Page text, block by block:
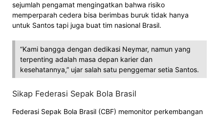
sejumlah pengamat mengingatkan bahwa risiko
memperparah cedera bisa berimbas buruk tidak hanya
untuk Santos tapi juga buat tim nasional Brasil.
“Kami bangga dengan dedikasi Neymar, namun yang
terpenting adalah masa depan karier dan
kesehatannya,” ujar salah satu penggemar setia Santos.
Sikap Federasi Sepak Bola Brasil
Federasi Sepak Bola Brasil (CBF) memonitor perkembangan